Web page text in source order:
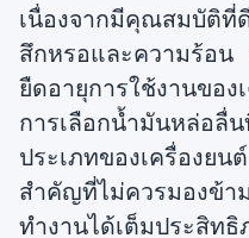
เนื่องจากมีคุณสมบัติที่
สึกหรอและความร้อน
ยืดอายุการใช้งานของ
การเลือกน้ำมันหล่อลื่
ประเภทของเครื่องยน
สำคัญที่ไม่ควรมองข้า
ทำงานได้เต็มประสิท